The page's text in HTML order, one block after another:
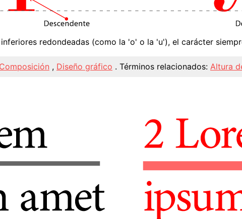
redondeadas (como la 'o' o la 'u'), el carácter
Composición , Diseño gráfico . Términos relacionados: Altura